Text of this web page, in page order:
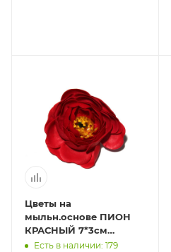
Цветы на
мыльн.основе ПИОН
КРАСНЫЙ 7*3см
арт.1701
Есть в наличии: 179